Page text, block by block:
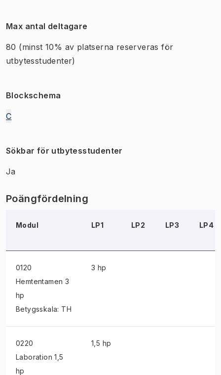
Max antal deltagare
80 (minst 10% av platserna reserveras för
utbytesstudenter)
Blockschema
C
Sökbar för utbytesstudenter
Ja
Poängfördelning
Modul LP1 LP2 LP3 LP4
0120
Hemtentamen 3
hp
Betygsskala: TH
3 hp
0220
Laboration 1,5
hp
1,5 hp